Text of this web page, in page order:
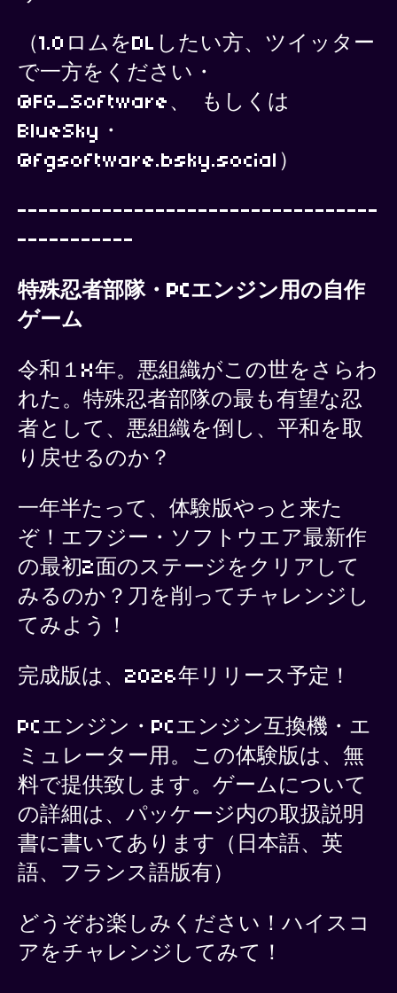
（1.0ロムをDLしたい方、ツイッター
で一方をください・
@FG_Software、 もしくは
BlueSky・
@fgsoftware.bsky.social）
----------------------------------
-----------
特殊忍者部隊・PCエンジン用の自作
ゲーム
令和１X年。悪組織がこの世をさらわ
れた。特殊忍者部隊の最も有望な忍
者として、悪組織を倒し、平和を取
り戻せるのか？
一年半たって、体験版やっと来た
ぞ！エフジー・ソフトウエア最新作
の最初2面のステージをクリアして
みるのか？刀を削ってチャレンジし
てみよう！
完成版は、2026年リリース予定！
PCエンジン・PCエンジン互換機・エ
ミュレーター用。この体験版は、無
料で提供致します。ゲームについて
の詳細は、パッケージ内の取扱説明
書に書いてあります（日本語、英
語、フランス語版有）
どうぞお楽しみください！ハイスコ
アをチャレンジしてみて！